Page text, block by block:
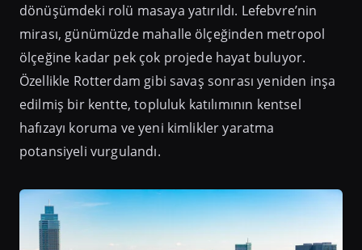
dönüşümdeki rolü masaya yatırıldı. Lefebvre’nin
mirası, günümüzde mahalle ölçeğinden metropol
ölçeğine kadar pek çok projede hayat buluyor.
Özellikle Rotterdam gibi savaş sonrası yeniden inşa
edilmiş bir kentte, topluluk katılımının kentsel
hafızayı koruma ve yeni kimlikler yaratma
potansiyeli vurgulandı.